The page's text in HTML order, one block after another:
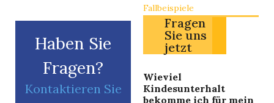
Haben Sie
Fragen?
Kontaktieren Sie
Fallbeispiele
Fragen
Sie uns
jetzt
Wieviel
Kindesunterhalt
bekomme ich für mein